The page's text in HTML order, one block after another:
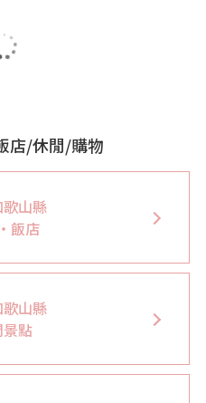
店/休閒/購物
山縣
飯店
山縣
點